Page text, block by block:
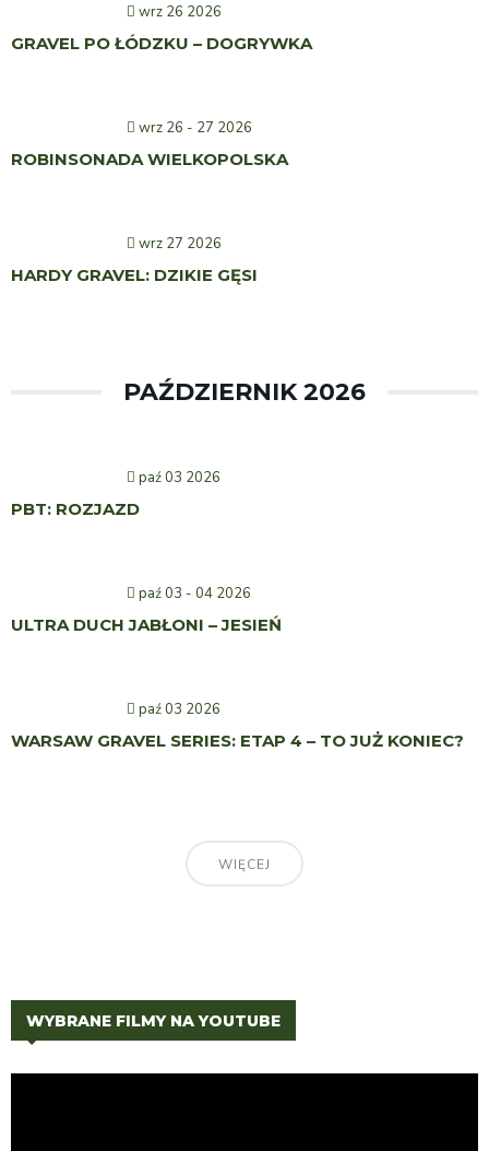
wrz 26 2026
GRAVEL PO ŁÓDZKU – DOGRYWKA
wrz 26 - 27 2026
ROBINSONADA WIELKOPOLSKA
wrz 27 2026
HARDY GRAVEL: DZIKIE GĘSI
PAŹDZIERNIK 2026
paź 03 2026
PBT: ROZJAZD
paź 03 - 04 2026
ULTRA DUCH JABŁONI – JESIEŃ
paź 03 2026
WARSAW GRAVEL SERIES: ETAP 4 – TO JUŻ KONIEC?
WIĘCEJ
WYBRANE FILMY NA YOUTUBE